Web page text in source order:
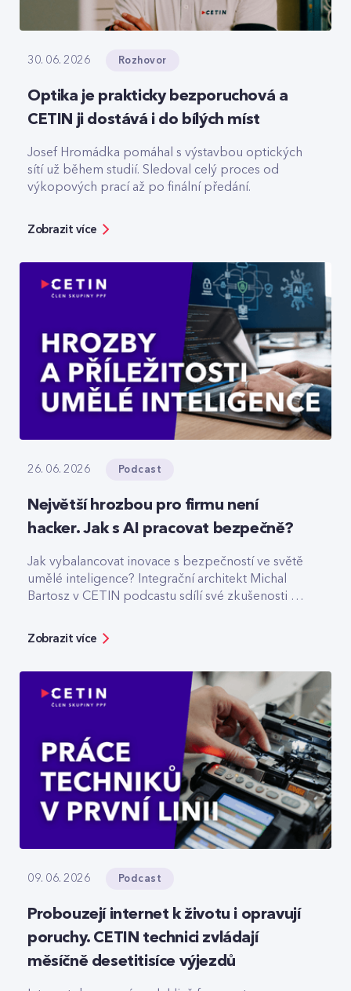
30. 06. 2026 Rozhovor
Optika je prakticky bezporuchová a
CETIN ji dostává i do bílých míst
Josef Hromádka pomáhal s výstavbou optických
sítí už během studií. Sledoval celý proces od
výkopových prací až po finální předání.
Zobrazit více
26. 06. 2026 Podcast
Největší hrozbou pro firmu není
hacker. Jak s AI pracovat bezpečně?
Jak vybalancovat inovace s bezpečností ve světě
umělé inteligence? Integrační architekt Michal
Bartosz v CETIN podcastu sdílí své zkušenosti s
bezpečnosti, ale zároveň ukazuje možnosti, jak
Zobrazit více
09. 06. 2026 Podcast
Probouzejí internet k životu i opravují
poruchy. CETIN technici zvládají
měsíčně desetitisíce výjezdů